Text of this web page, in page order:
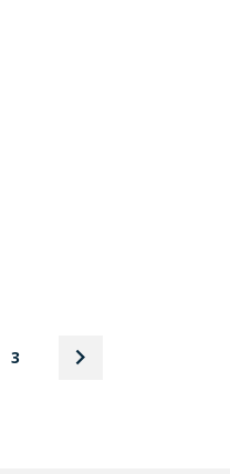
3 keyboard_arrow_rightNastępny